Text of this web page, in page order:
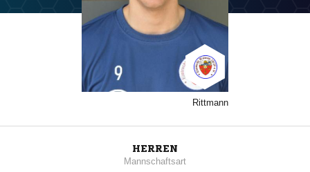
Rittmann
HERREN
Mannschaftsart